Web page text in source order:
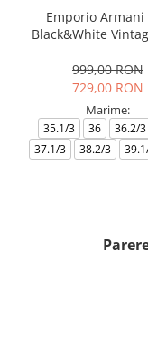
Emporio Armani
Black&White
999,00 RON
729,00 RON
Marime:
35.1/3 36 36.2/3
37.1/3
38.2/3